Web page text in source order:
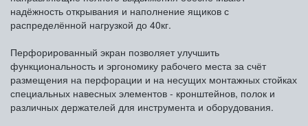
надёжность открывания и наполнение ящиков с
распределённой нагрузкой до 40кг.
Перфорированный экран позволяет улучшить
функциональность и эргономику рабочего места за счёт
размещения на перфорации и на несущих монтажных стойках
специальных навесных элементов - кронштейнов, полок и
различных держателей для инструмента и оборудования.